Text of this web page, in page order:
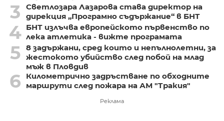
3
Светлозара Лазарова става директор на
дирекция „Програмно съдържание“ в БНТ
4 БНТ излъчва европейското първенство по
лека атлетика - вижте програмата
5 8 задържани, сред които и непълнолетни, за
жестокото убийство след побой на млад
мъж в Пловдив
6
Километрично задръстване по обходните
маршрути след пожара на АМ "Тракия"
Реклама